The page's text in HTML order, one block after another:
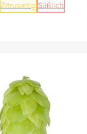
Zitrusartig Süßlich